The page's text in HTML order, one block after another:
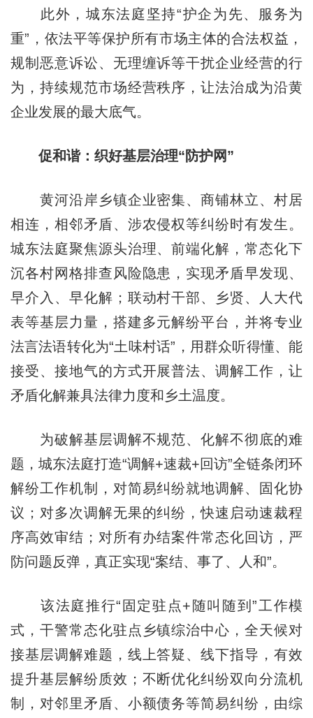
此外，城东法庭坚持“护企为先、服务为
重”，依法平等保护所有市场主体的合法权益，
规制恶意诉讼、无理缠诉等干扰企业经营的行
为，持续规范市场经营秩序，让法治成为沿黄
企业发展的最大底气。
促和谐：织好基层治理“防护网”
黄河沿岸乡镇企业密集、商铺林立、村居
相连，相邻矛盾、涉农侵权等纠纷时有发生。
城东法庭聚焦源头治理、前端化解，常态化下
沉各村网格排查风险隐患，实现矛盾早发现、
早介入、早化解；联动村干部、乡贤、人大代
表等基层力量，搭建多元解纷平台，并将专业
法言法语转化为“土味村话”，用群众听得懂、能
接受、接地气的方式开展普法、调解工作，让
矛盾化解兼具法律力度和乡土温度。
为破解基层调解不规范、化解不彻底的难
题，城东法庭打造“调解+速裁+回访”全链条闭环
解纷工作机制，对简易纠纷就地调解、固化协
议；对多次调解无果的纠纷，快速启动速裁程
序高效审结；对所有办结案件常态化回访，严
防问题反弹，真正实现“案结、事了、人和”。
该法庭推行“固定驻点+随叫随到”工作模
式，干警常态化驻点乡镇综治中心，全天候对
接基层调解难题，线上答疑、线下指导，有效
提升基层解纷质效；不断优化纠纷双向分流机
制，对邻里矛盾、小额债务等简易纠纷，由综